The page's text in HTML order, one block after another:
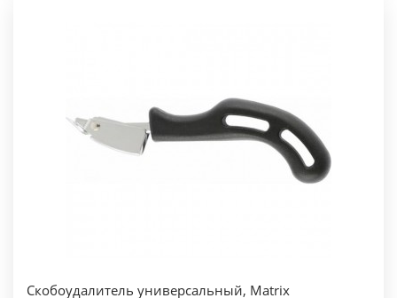
Скобоудалитель универсальный, Matrix